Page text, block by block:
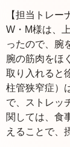
【担当トレー
W・M様は、
ったので、腕
腕の筋肉をほ
取り入れると
柱管狭窄症）
で、ストレッ
関しては、食
えることで、